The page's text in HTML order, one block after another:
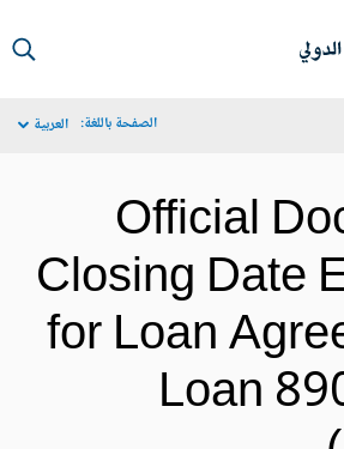
الصفحة باللغة: العربية
Official
Closing
for Loan
Loan